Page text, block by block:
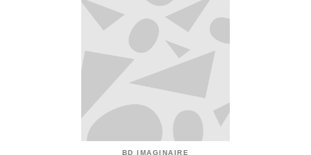
BD IMAGINAIRE